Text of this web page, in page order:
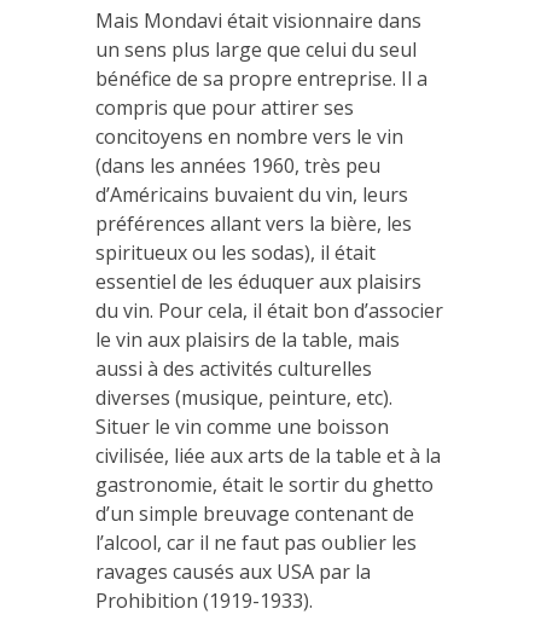
Mais Mondavi était visionnaire dans
un sens plus large que celui du seul
bénéfice de sa propre entreprise. Il a
compris que pour attirer ses
concitoyens en nombre vers le vin
(dans les années 1960, très peu
d’Américains buvaient du vin, leurs
préférences allant vers la bière, les
spiritueux ou les sodas), il était
essentiel de les éduquer aux plaisirs
du vin. Pour cela, il était bon d’associer
le vin aux plaisirs de la table, mais
aussi à des activités culturelles
diverses (musique, peinture, etc).
Situer le vin comme une boisson
civilisée, liée aux arts de la table et à la
gastronomie, était le sortir du ghetto
d’un simple breuvage contenant de
l’alcool, car il ne faut pas oublier les
ravages causés aux USA par la
Prohibition (1919-1933).